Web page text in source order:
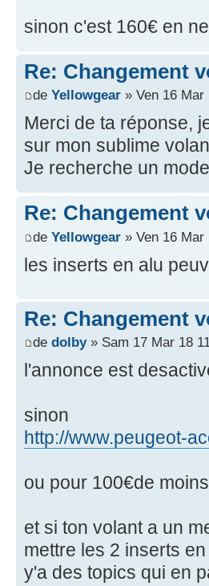
sinon c'est 160€ en
Re: Changement
de Yellowgear » Ven 16 Mar
Merci de ta réponse,
sur mon sublime
Je recherche un
Re: Changement
de Yellowgear » Ven 16 Mar
les inserts en alu
Re: Changement
de dolby» Sam 17 Mar 18
l'annonce est
sinon
http://www.peugeot-
ou pour 100€de
et si ton volant a un
mettre les 2 inserts
y'a des topics qui en